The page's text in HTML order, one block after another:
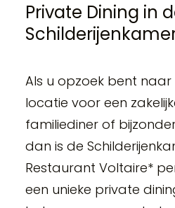
Private Dining in
Als u opzoek bent naar
locatie voor een
familiediner of
dan is de
Restaurant Voltaire*
een unieke private